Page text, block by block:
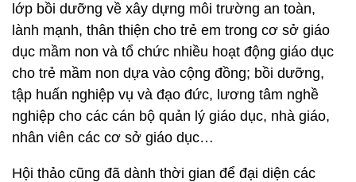
lớp bồi dưỡng về xây dựng môi trường an toàn,
lành mạnh, thân thiện cho trẻ em trong cơ sở giáo
dục mầm non và tổ chức nhiều hoạt động giáo dục
cho trẻ mầm non dựa vào cộng đồng; bồi dưỡng,
tập huấn nghiệp vụ và đạo đức, lương tâm nghề
nghiệp cho các cán bộ quản lý giáo dục, nhà giáo,
nhân viên các cơ sở giáo dục…
Hội thảo cũng đã dành thời gian để đại diện các